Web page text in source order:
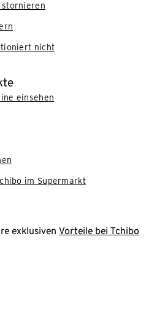
stornieren
nicht
einsehen
im Supermarkt
exklusiven Vorteile bei Tchibo